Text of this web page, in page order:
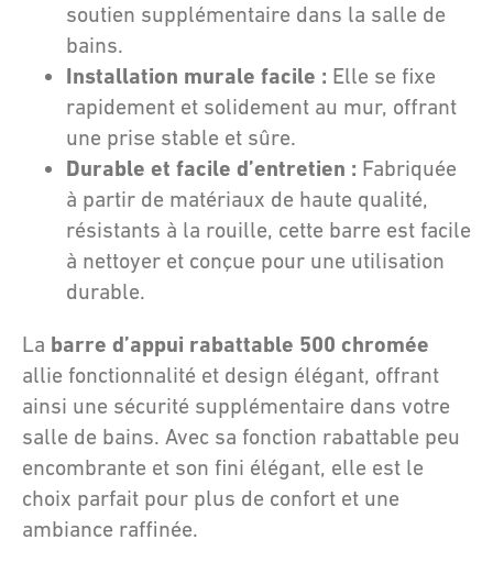
soutien supplémentaire dans la salle de
bains.
Installation murale facile : Elle se fixe
rapidement et solidement au mur, offrant
une prise stable et sûre.
Durable et facile d’entretien : Fabriquée
à partir de matériaux de haute qualité,
résistants à la rouille, cette barre est facile
à nettoyer et conçue pour une utilisation
durable.
La barre d’appui rabattable 500 chromée
allie fonctionnalité et design élégant, offrant
ainsi une sécurité supplémentaire dans votre
salle de bains. Avec sa fonction rabattable peu
encombrante et son fini élégant, elle est le
choix parfait pour plus de confort et une
ambiance raffinée.